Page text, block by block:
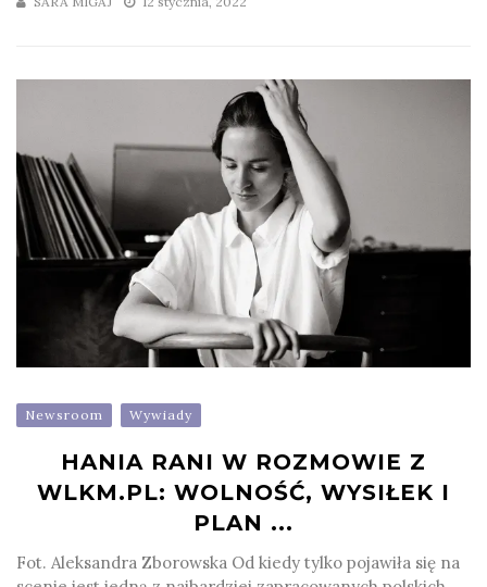
Newsroom Wywiady
HANIA RANI W ROZMOWIE Z
WLKM.PL: WOLNOŚĆ, WYSIŁEK I
PLAN ...
Fot. Aleksandra Zborowska Od kiedy tylko pojawiła się na